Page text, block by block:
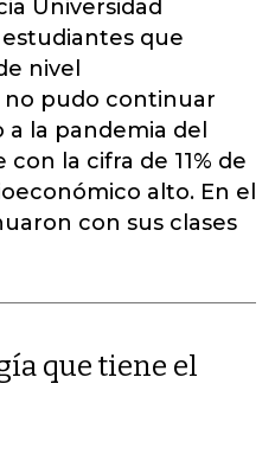
Universidad
estudiantes que
nivel
no pudo continuar
a la pandemia del
la cifra de 11% de
alto. En el
con sus clases
que tiene el